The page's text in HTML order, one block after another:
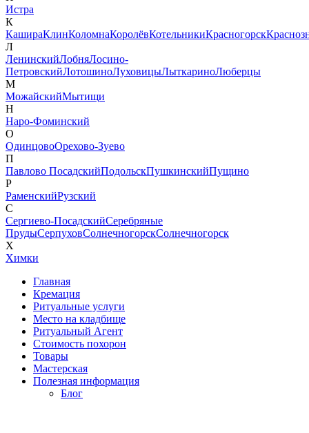
Истра
К
КашираКлинКоломнаКоролёвКотельникиКрасногорск
Л
ЛенинскийЛобняЛосино-
ПетровскийЛотошиноЛуховицыЛыткариноЛюберцы
М
МожайскийМытищи
Н
Наро-Фоминский
О
ОдинцовоОрехово-Зуево
П
Павлово ПосадскийПодольскПушкинскийПущино
Р
РаменскийРузский
С
Сергиево-ПосадскийСеребряные
ПрудыСерпуховСолнечногорскСолнечногорск
Х
Химки
Главная
Кремация
Ритуальные услуги
Место на кладбище
Ритуальный Агент
Стоимость похорон
Товары
Мастерская
Полезная информация
Блог